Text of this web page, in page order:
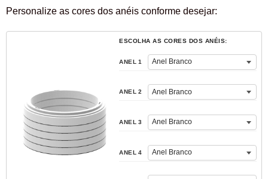
Personalize as cores dos anéis conforme desejar:
ANEL 1
ANEL 2
ANEL 3
ANEL 4